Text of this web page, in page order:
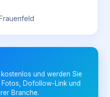
und werden Sie
Dofollow-Link und
Branche.